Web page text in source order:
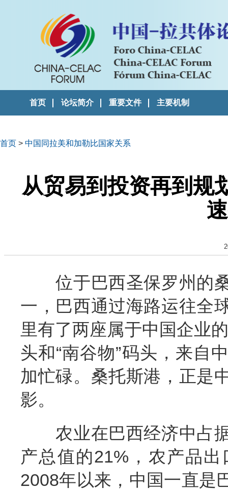
首页 论坛简介 重要文件 主要机制
首页 > 中国同拉美和加勒比国家关系
从贸易到投资再到规
位于巴西圣保罗州的桑
一，巴西通过海路运往全
里有了两座属于中国企业
头和“南谷物”码头，来自
加忙碌。桑托斯港，正是
影。
农业在巴西经济中占据
产总值的21%，农产品
2008年以来，中国一直是